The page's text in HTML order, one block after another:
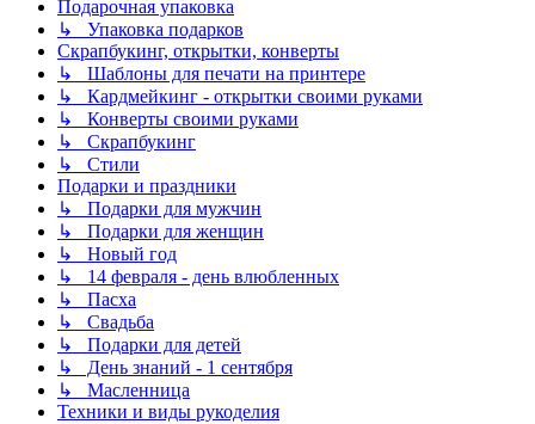
Подарочная упаковка
↳ Упаковка подарков
Скрапбукинг, открытки, конверты
↳ Шаблоны для печати на принтере
↳ Кардмейкинг - открытки своими руками
↳ Конверты своими руками
↳ Скрапбукинг
↳ Стили
Подарки и праздники
↳ Подарки для мужчин
↳ Подарки для женщин
↳ Новый год
↳ 14 февраля - день влюбленных
↳ Пасха
↳ Свадьба
↳ Подарки для детей
↳ День знаний - 1 сентября
↳ Масленница
Техники и виды рукоделия